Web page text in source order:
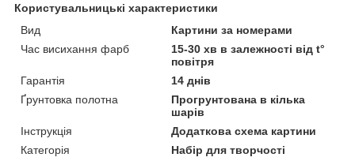
Користувальницькі характеристики
Вид
Картини за номерами
Час висихання фарб
15-30 хв в залежності від t°
повітря
Гарантія
14 днів
Ґрунтовка полотна
Прогрунтована в кілька
шарів
Інструкція
Додаткова схема картини
Категорія
Набір для творчості